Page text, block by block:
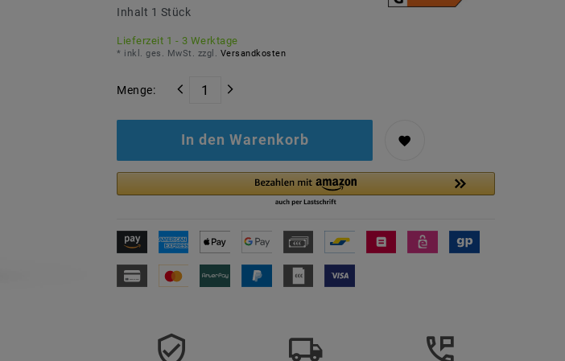
Inhalt 1 Stück
Lieferzeit 1 - 3 Werktage
* inkl. ges. MwSt. zzgl. Versandkosten
Menge:
In den Warenkorb